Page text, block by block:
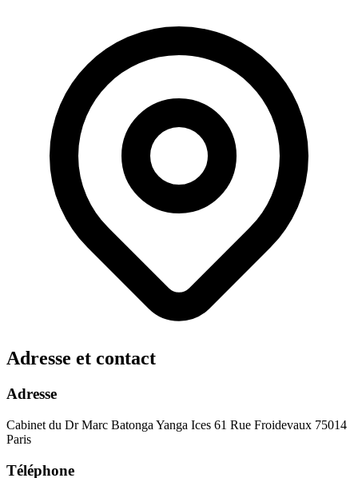
Adresse et contact
Adresse
Cabinet du Dr Marc Batonga Yanga Ices 61 Rue Froidevaux 75014
Paris
Téléphone